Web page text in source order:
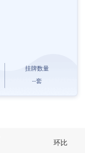
挂牌数量
--套
环比